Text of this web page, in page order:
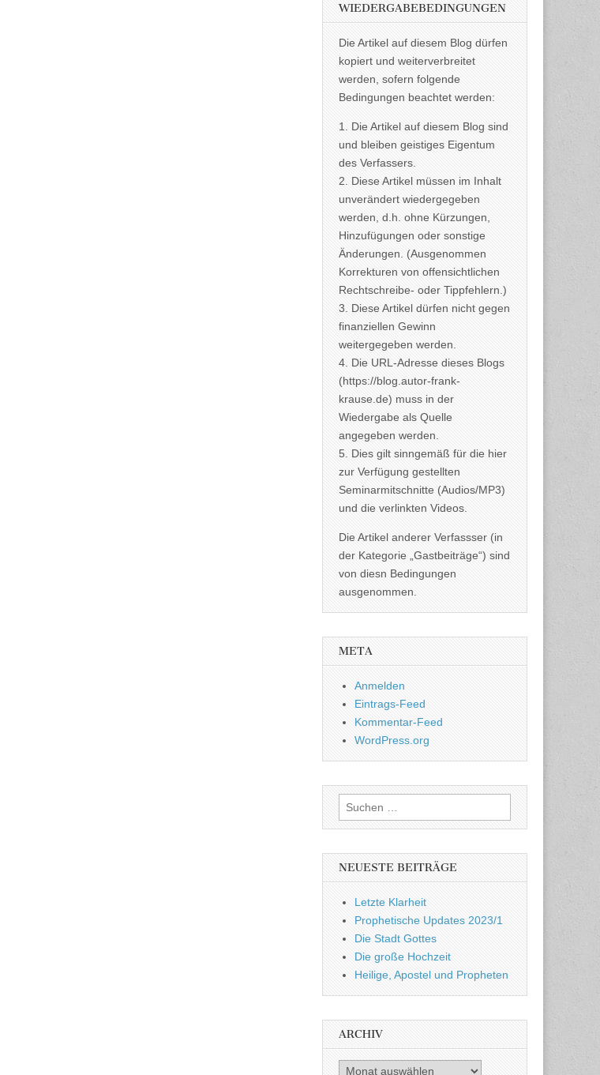
WIEDERGABEBEDINGUNGEN
Die Artikel auf diesem Blog dürfen
kopiert und weiterverbreitet
werden, sofern folgende
Bedingungen beachtet werden:
1. Die Artikel auf diesem Blog sind
und bleiben geistiges Eigentum
des Verfassers.
2. Diese Artikel müssen im Inhalt
unverändert wiedergegeben
werden, d.h. ohne Kürzungen,
Hinzufügungen oder sonstige
Änderungen. (Ausgenommen
Korrekturen von offensichtlichen
Rechtschreibe- oder Tippfehlern.)
3. Diese Artikel dürfen nicht gegen
finanziellen Gewinn
weitergegeben werden.
4. Die URL-Adresse dieses Blogs
(https://blog.autor-frank-
krause.de) muss in der
Wiedergabe als Quelle
angegeben werden.
5. Dies gilt sinngemäß für die hier
zur Verfügung gestellten
Seminarmitschnitte (Audios/MP3)
und die verlinkten Videos.
Die Artikel anderer Verfassser (in
der Kategorie „Gastbeiträge“) sind
von diesn Bedingungen
ausgenommen.
META
Anmelden
Eintrags-Feed
Kommentar-Feed
WordPress.org
Suchen
nach:
NEUESTE BEITRÄGE
Letzte Klarheit
Prophetische Updates 2023/1
Die Stadt Gottes
Die große Hochzeit
Heilige, Apostel und Propheten
ARCHIV
Archiv